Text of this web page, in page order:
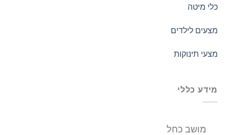
כלי מיטה
מצעים לילדים
מצעי תינוקות
מידע כללי
מושב כחל